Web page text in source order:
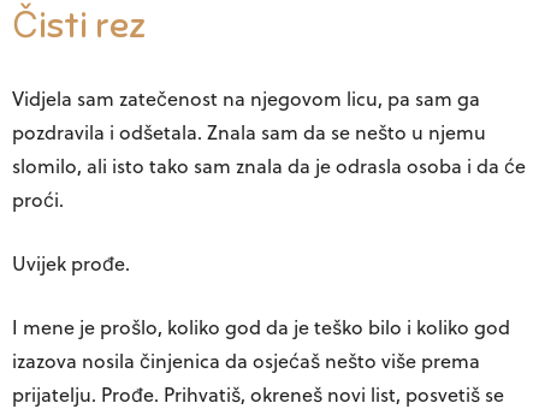
Čisti rez
Vidjela sam zatečenost na njegovom licu, pa sam ga
pozdravila i odšetala. Znala sam da se nešto u njemu
slomilo, ali isto tako sam znala da je odrasla osoba i da će
proći.
Uvijek prođe.
I mene je prošlo, koliko god da je teško bilo i koliko god
izazova nosila činjenica da osjećaš nešto više prema
prijatelju. Prođe. Prihvatiš, okreneš novi list, posvetiš se